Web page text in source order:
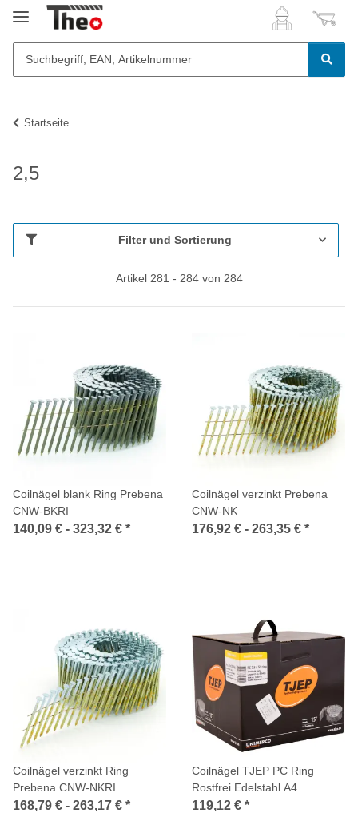
Startseite
2,5
Filter und Sortierung
Artikel 281 - 284 von 284
Coilnägel blank Ring Prebena
CNW-BKRI
140,09 € - 323,32 € *
Coilnägel verzinkt Prebena
CNW-NK
176,92 € - 263,35 € *
Coilnägel verzinkt Ring
Prebena CNW-NKRI
168,79 € - 263,17 € *
Coilnägel TJEP PC Ring
Rostfrei Edelstahl A4
Flachkopf
119,12 € *